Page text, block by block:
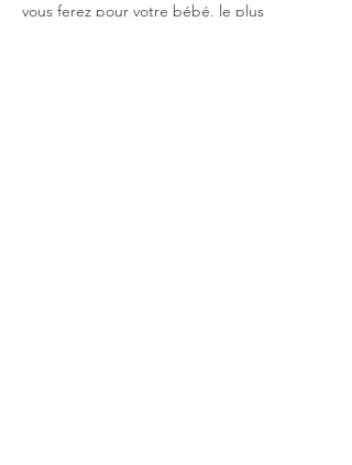
vous ferez pour votre bébé, le plus